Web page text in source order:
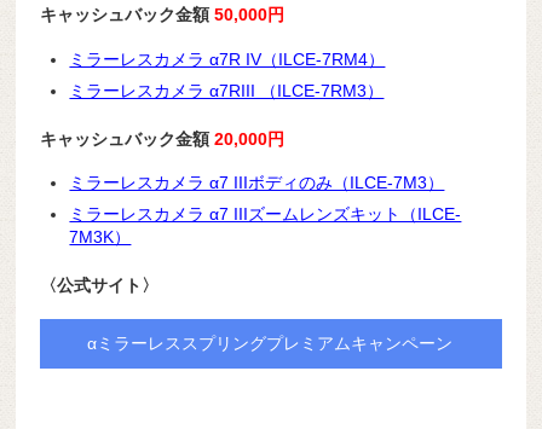
キャッシュバック金額50,000円
ミラーレスカメラ α7R IV（ILCE-7RM4）
ミラーレスカメラ α7RIII （ILCE-7RM3）
キャッシュバック金額20,000円
ミラーレスカメラ α7 IIIボディのみ（ILCE-7M3）
ミラーレスカメラ α7 IIIズームレンズキット（ILCE-
7M3K）
〈公式サイト〉
αミラーレススプリングプレミアムキャンペーン